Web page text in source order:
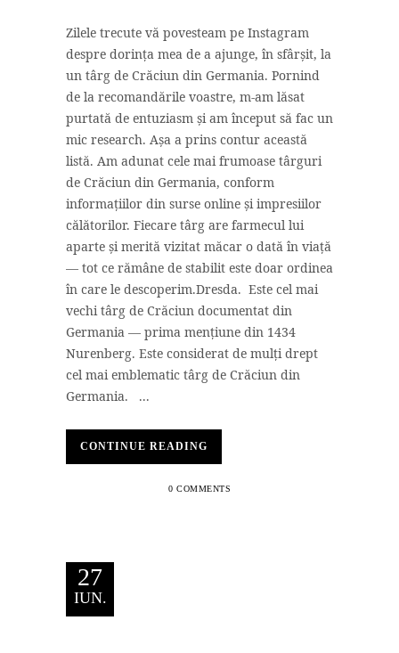
Zilele trecute vă povesteam pe Instagram
despre dorința mea de a ajunge, în sfârșit, la
un târg de Crăciun din Germania. Pornind
de la recomandările voastre, m-am lăsat
purtată de entuziasm și am început să fac un
mic research. Așa a prins contur această
listă. Am adunat cele mai frumoase târguri
de Crăciun din Germania, conform
informațiilor din surse online și impresiilor
călătorilor. Fiecare târg are farmecul lui
aparte și merită vizitat măcar o dată în viață
— tot ce rămâne de stabilit este doar ordinea
în care le descoperim.Dresda. Este cel mai
vechi târg de Crăciun documentat din
Germania — prima mențiune din 1434
Nurenberg. Este considerat de mulți drept
cel mai emblematic târg de Crăciun din
Germania. ...
CONTINUE READING
0 COMMENTS
27
IUN.